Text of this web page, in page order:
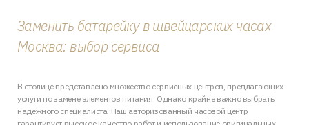
Заменить батарейку в швейцарских часах
Москва: выбор сервиса
В столице представлено множество сервисных центров, предлагающих
услуги по замене элементов питания. Однако крайне важно выбрать
надежного специалиста. Наш авторизованный часовой центр